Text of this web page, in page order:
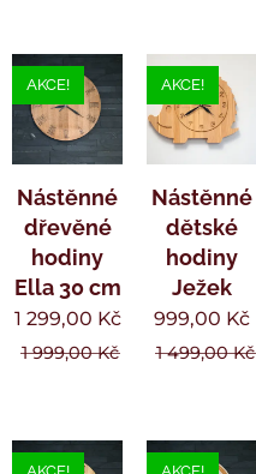
Nástěnné
dřevěné
hodiny
Ella 30 cm
AKCE!
1 299,00 Kč
1 999,00Kč
Nástěnné
dětské
hodiny
Ježek
AKCE!
999,00 Kč
1 499,00Kč